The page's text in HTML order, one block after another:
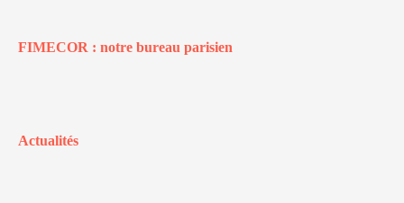
FIMECOR : notre bureau parisien
Actualités